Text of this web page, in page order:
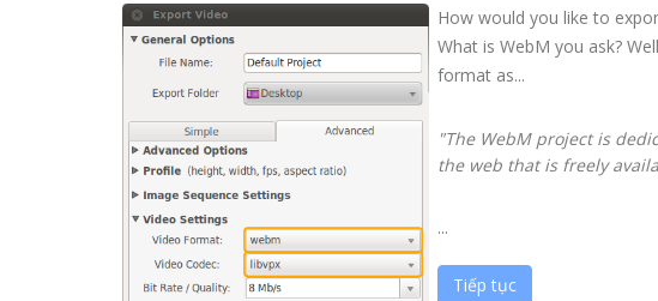
How would you like to
What is WebM you ask?
format as...
"The WebM project is
the web that is freely
...
Tiếp tục